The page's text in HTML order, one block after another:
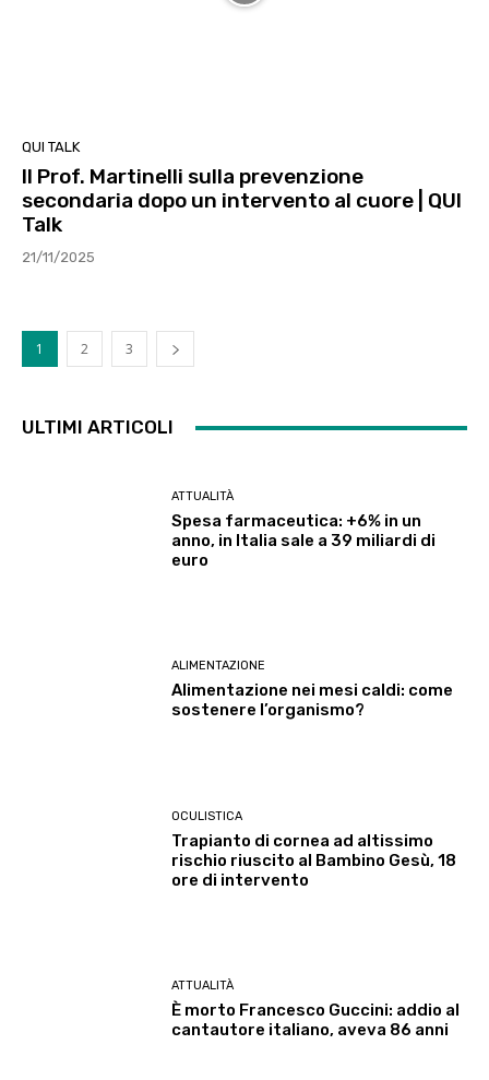
QUI TALK
Il Prof. Martinelli sulla prevenzione
secondaria dopo un intervento al cuore | QUI
Talk
21/11/2025
1 2 3
ULTIMI ARTICOLI
ATTUALITÀ
Spesa farmaceutica: +6% in un
anno, in Italia sale a 39 miliardi di
euro
ALIMENTAZIONE
Alimentazione nei mesi caldi: come
sostenere l’organismo?
OCULISTICA
Trapianto di cornea ad altissimo
rischio riuscito al Bambino Gesù, 18
ore di intervento
ATTUALITÀ
È morto Francesco Guccini: addio al
cantautore italiano, aveva 86 anni